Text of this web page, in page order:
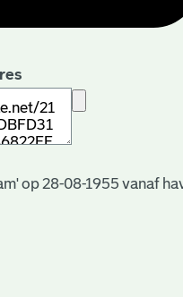
op 28-08-1955 vanaf